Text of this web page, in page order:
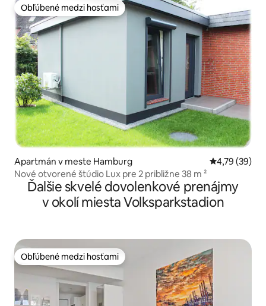
Obľúbené medzi hosťami
Obľúbené medzi hosťami
Apartmán v meste Hamburg Priemerné
4,79 (39)
Nové otvorené štúdio Lux pre 2 približne 38 m ²
Ďalšie skvelé dovolenkové prenájmy
v okolí miesta Volksparkstadion
Obľúbené medzi hosťami
Obľúbené medzi hosťami